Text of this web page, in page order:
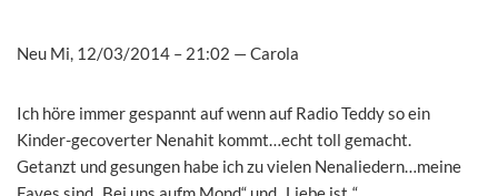
Neu Mi, 12/03/2014 – 21:02 —Carola
Ich höre immer gespannt auf wenn auf Radio Teddy so ein
Kinder-gecoverter Nenahit kommt…echt toll gemacht.
Getanzt und gesungen habe ich zu vielen Nenaliedern…meine